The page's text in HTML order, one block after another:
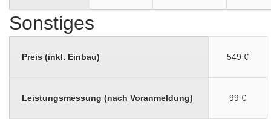
Sonstiges
Preis (inkl. Einbau) 549 €
Leistungsmessung (nach Voranmeldung) 99 €